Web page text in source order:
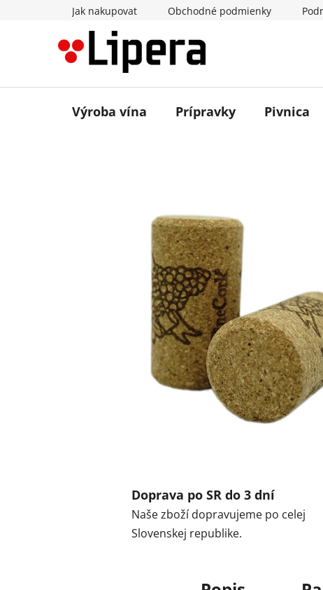
Jak nakupovat Obchodné podmienky
Výroba vína Prípravky Pivnica
Doprava po SR do 3 dní
Naše zboží dopravujeme po celej
Slovenskej republike.